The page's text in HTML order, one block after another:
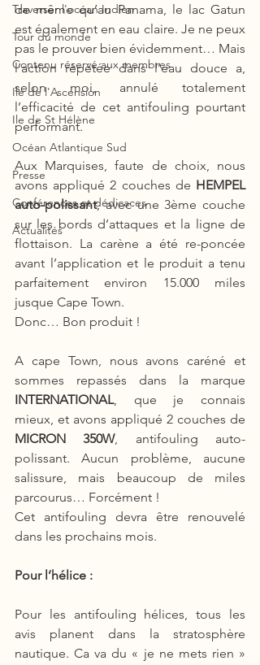
Traverser l'océan Indien
Tour du monde
Contenu réservé aux membres
Ile de l'Ascension
Ile de St Hélène
Océan Atlantique Sud
Presse
Conférences et dédicaces
Actualités
de même qu’au Panama, le lac Gatun
est également en eau claire. Je ne peux
pas le prouver bien évidemment… Mais
l’action répétée dans l’eau douce a,
selon moi, annulé totalement
l’efficacité de cet antifouling pourtant
performant.
Aux Marquises, faute de choix, nous
avons appliqué 2 couches de HEMPEL
auto-polissant, avec une 3ème couche
sur les bords d’attaques et la ligne de
flottaison. La carène a été re-poncée
avant l’application et le produit a tenu
parfaitement environ 15.000 miles
jusque Cape Town.
Donc… Bon produit !
A cape Town, nous avons caréné et
INTERNATIONAL, que je connais
MICRON 350W, antifouling auto-
polissant. Aucun problème, aucune
salissure, mais beaucoup de miles
parcourus… Forcément !
Cet antifouling devra être renouvelé
dans les prochains mois.
Pour l’hélice :
Pour les antifouling hélices, tous les
avis planent dans la stratosphère
nautique. Ca va du « je ne mets rien »